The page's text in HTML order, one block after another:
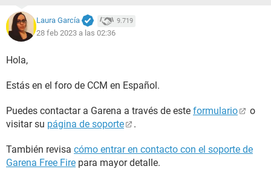
Laura García 9.719
28 feb 2023 a las 02:36
Hola,
Estás en el foro de CCM en Español.
Puedes contactar a Garena a través de este formulario
o
visitar su página de soporte .
También revisa cómo entrar en contacto con el soporte de
Garena Free Fire para mayor detalle.